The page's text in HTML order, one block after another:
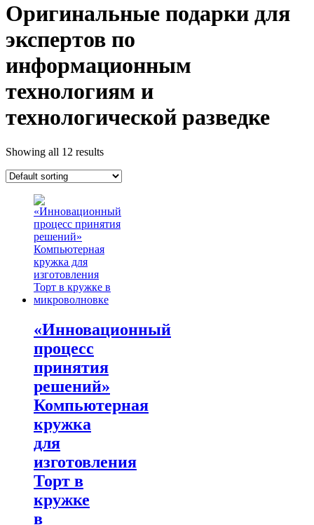
Оригинальные подарки для
экспертов по
информационным
технологиям и
технологической разведке
Showing all 12 results
«Инновационный
процесс
принятия
решений»
Компьютерная
кружка
для
изготовления
Торт в
кружке
в